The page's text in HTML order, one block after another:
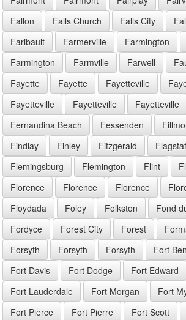
Fallon
Falls Church Falls City
Faribault
Farmerville Farmington
Farmington
Farmville Farwell
Fayette
Fayette Fayetteville
Fayetteville
Fayetteville Fayetteville
Fernandina Beach
Fessenden
Findlay
Finley Fitzgerald
Flemingsburg
Flemington Flint
Florence
Florence Florence
Floydada
Foley Folkston Fond
Fordyce
Forest City Forest
Forsyth
Forsyth Forsyth Fort
Fort Davis
Fort Dodge Fort Edward
Fort Lauderdale
Fort Morgan Fort
Fort Pierce
Fort Pierre Fort Scott